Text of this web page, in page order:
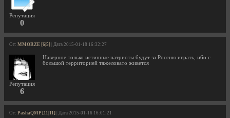
Репутация
0
От: MMORZE [6|5] | Дата 2015-01-18 16:32:27
Репутация
6
Наверное только истинные патриоты будут за Россию играть, ибо с
большой территорией тяжеловато живется
От: PashaQMP [11|11] | Дата 2015-01-16 16:01:21